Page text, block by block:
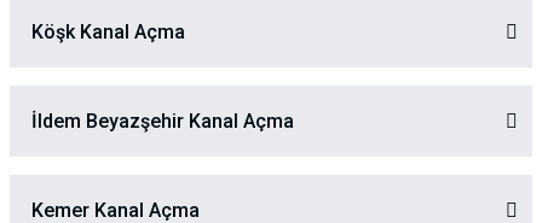
Köşk Kanal Açma
İldem Beyazşehir Kanal Açma
Kemer Kanal Açma